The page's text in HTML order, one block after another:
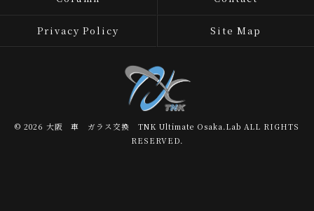
Privacy Policy Site Map
© 2026 大阪 車 ガラス交換 TNK Ultimate Osaka.Lab ALL RIGHTS
RESERVED.